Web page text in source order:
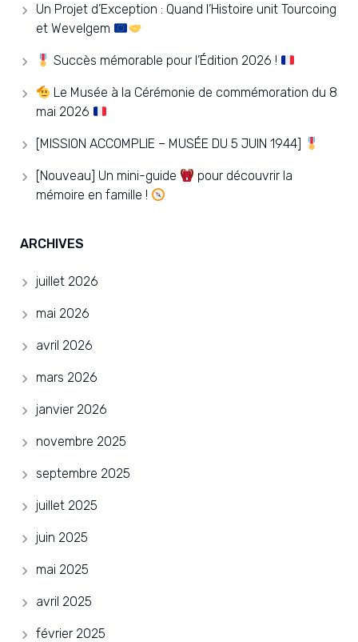
Un Projet d’Exception : Quand l’Histoire unit Tourcoing
et Wevelgem
Succès mémorable pour l’Édition 2026 !
Le Musée à la Cérémonie de commémoration du 8
mai 2026
[MISSION ACCOMPLIE – MUSÉE DU 5 JUIN 1944]
[Nouveau] Un mini-guide
pour découvrir la
mémoire en famille !
ARCHIVES
juillet 2026
mai 2026
avril 2026
mars 2026
janvier 2026
novembre 2025
septembre 2025
juillet 2025
juin 2025
mai 2025
avril 2025
février 2025